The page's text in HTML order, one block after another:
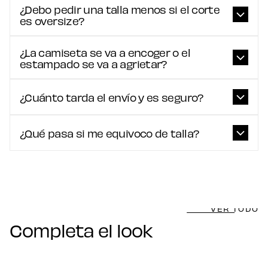
¿Debo pedir una talla menos si el corte
es oversize?
¿La camiseta se va a encoger o el
estampado se va a agrietar?
¿Cuánto tarda el envío y es seguro?
¿Qué pasa si me equivoco de talla?
Completa el look
VER TODO